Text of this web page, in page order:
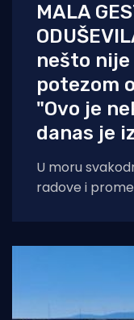
MALA
nešto nije
potezom
"Ovo je
danas je
U moru
radove i